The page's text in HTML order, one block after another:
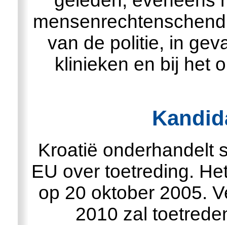
van de politie, in
klinieken en bij het
Kroatië onderhandelt
EU over toetreding.
op 20 oktober 2005.
2010 zal